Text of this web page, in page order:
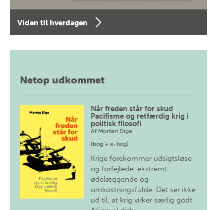
Viden til hverdagen
Netop udkommet
Når freden står for skud
Pacifisme og retfærdig krig i
politisk filosofi
Af Morten Dige
(bog + e-bog)
Krige forekommer udsigtsløse
og forfejlede, ekstremt
ødelæggende og
omkostningsfulde. Det ser ikke
ud til, at krig virker særlig godt.